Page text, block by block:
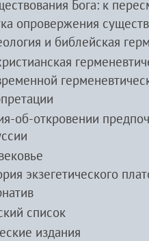
Бога: к
опровержения
и библейская
об-откровении
экзегетического
список
издания